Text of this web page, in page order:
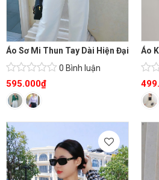
Áo Sơ Mi Thun Tay Dài Hiện Đại
0 Bình luận
595.000₫